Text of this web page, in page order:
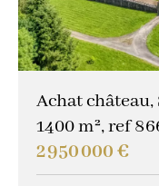
Achat château,
1400 m², ref
2 950 000 €